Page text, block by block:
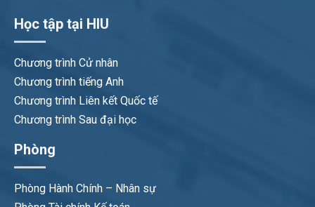
Học tập tại HIU
Chương trình Cử nhân
Chương trình tiếng Anh
Chương trình Liên kết Quốc tế
Chương trình Sau đại học
Phòng
Phòng Hành Chính – Nhân sự